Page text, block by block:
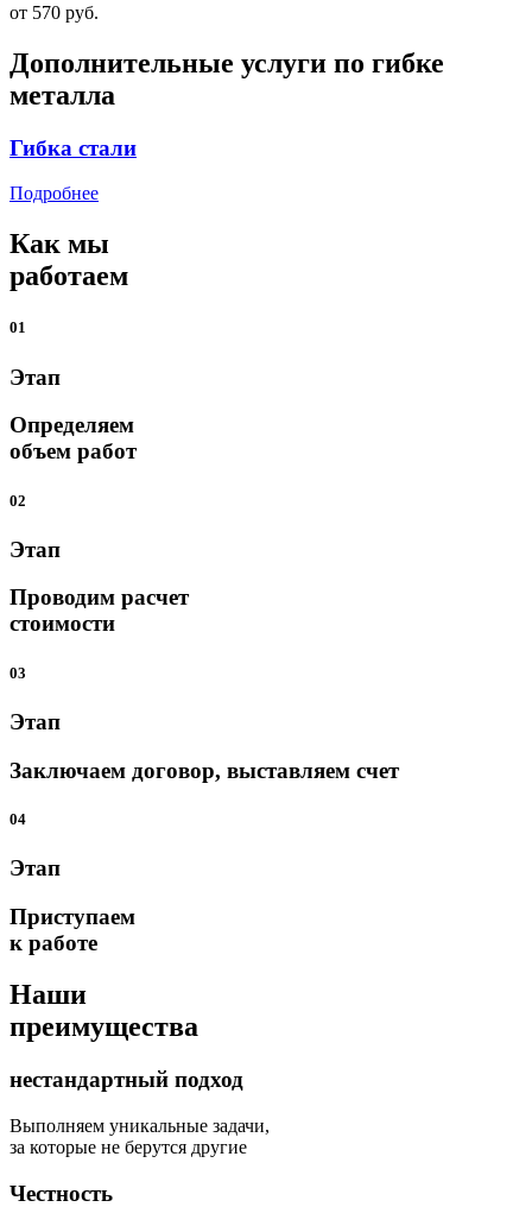
от 570 руб.
Дополнительные услуги по гибке
металла
Гибка стали
Подробнее
Как мы
работаем
01
Этап
Определяем
объем работ
02
Этап
Проводим расчет
стоимости
03
Этап
Заключаем договор, выставляем счет
04
Этап
Приступаем
к работе
Наши
преимущества
нестандартный подход
Выполняем уникальные задачи,
за которые не берутся другие
Честность